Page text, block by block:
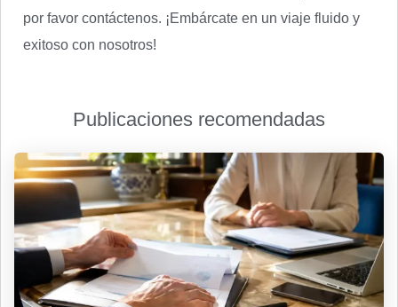
por favor contáctenos. ¡Embárcate en un viaje fluido y
exitoso con nosotros!
Publicaciones recomendadas